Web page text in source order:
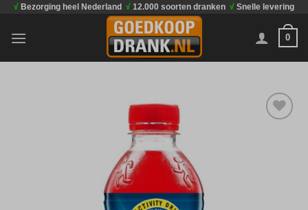
inhoud
√ Bezorging heel Nederland √ 12.000 soorten dranken √ Snelle levering
0